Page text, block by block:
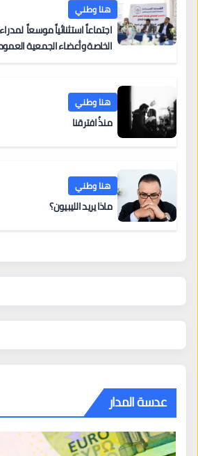
هنا وطني
اجتماعاً استثنائياً موسعاً
الخاصة وأعضاء الجمعية
هنا وطني
منذُ افترقنا
هنا وطني
ماذا يريد الليبيون؟
عدسة المدار